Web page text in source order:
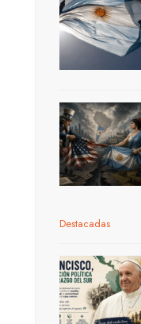
Destacadas